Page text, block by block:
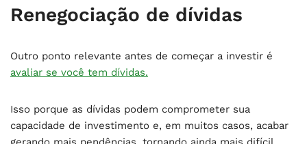
Renegociação de dívidas
Outro ponto relevante antes de começar a investir é
avaliar se você tem dívidas.
Isso porque as dívidas podem comprometer sua
capacidade de investimento e, em muitos casos, acabar